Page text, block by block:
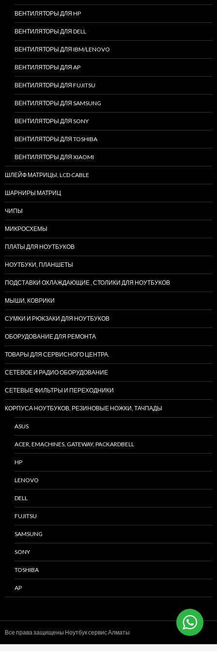
ВЕНТИЛЯТОРЫ ДЛЯ HP
ВЕНТИЛЯТОРЫ ДЛЯ DELL
ВЕНТИЛЯТОРЫ ДЛЯ IBM/LENOVO
ВЕНТИЛЯТОРЫ ДЛЯ AP
ВЕНТИЛЯТОРЫ ДЛЯ FUJITSU
ВЕНТИЛЯТОРЫ ДЛЯ SAMSUNG
ВЕНТИЛЯТОРЫ ДЛЯ SONY
ВЕНТИЛЯТОРЫ ДЛЯ TOSHIBA
ВЕНТИЛЯТОРЫ ДЛЯ XIAOMI
ШЛЕЙФ МАТРИЦЫ, LCD CABLE
ШАРНИРЫ МАТРИЦ
ЧИПЫ
МИКРОСХЕМЫ
ПЛАТЫ ДЛЯ НОУТБУКОВ
НОУТБУКИ, ПЛАНШЕТЫ
ПОДСТАВКИ ОХЛАЖДАЮЩИЕ , СТОЛИКИ ДЛЯ НОУТБУКОВ
МЫШИ, КОВРИКИ
СУМКИ И РЮКЗАКИ ДЛЯ НОУТБУКОВ
ОБОРУДОВАНИЕ ДЛЯ РЕМОНТА
ТОВАРЫ ДЛЯ СЕРВИСНОГО ЦЕНТРА.
СЕТЕВОЕ И РАДИО ОБОРУДОВАНИЕ
СЕТЕВЫЕ ФИЛЬТРЫ И ПЕРЕХОДНИКИ
КОРПУСА НОУТБУКОВ, РЕЗИНОВЫЕ НОЖКИ, ТАЧПАДЫ
ASUS
ACER, EMACHINES, GATEWAY, PACKARDBELL
HP
LENOVO
DELL
FUJITSU
SAMSUNG
SONY
TOSHIBA
AP
Все права защищены Ноутбук сервисАлматы